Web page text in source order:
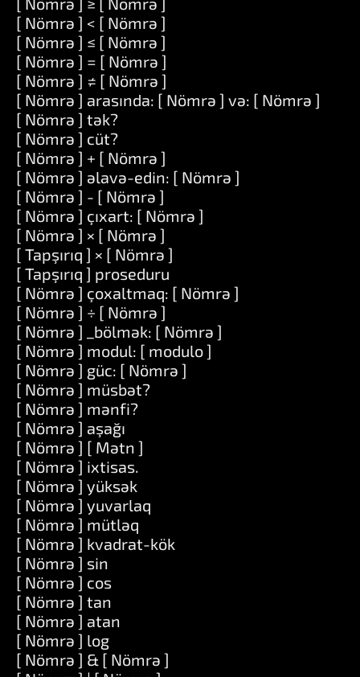
[ Nömrə ] < [ Nömrə ]
[ Nömrə ] ≤ [ Nömrə ]
[ Nömrə ] = [ Nömrə ]
[ Nömrə ] ≠ [ Nömrə ]
[ Nömrə ] arasında: [ Nömrə ] və: [ Nömrə ]
[ Nömrə ] tək?
[ Nömrə ] cüt?
[ Nömrə ] + [ Nömrə ]
[ Nömrə ] əlavə-edin: [ Nömrə ]
[ Nömrə ] - [ Nömrə ]
[ Nömrə ] çıxart: [ Nömrə ]
[ Nömrə ] × [ Nömrə ]
[ Tapşırıq ] × [ Nömrə ]
[ Tapşırıq ] proseduru
[ Nömrə ] çoxaltmaq: [ Nömrə ]
[ Nömrə ] ÷ [ Nömrə ]
[ Nömrə ] _bölmək: [ Nömrə ]
[ Nömrə ] modul: [ modulo ]
[ Nömrə ] güc: [ Nömrə ]
[ Nömrə ] müsbət?
[ Nömrə ] mənfi?
[ Nömrə ] aşağı
[ Nömrə ] [ Mətn ]
[ Nömrə ] ixtisas.
[ Nömrə ] yüksək
[ Nömrə ] yuvarlaq
[ Nömrə ] mütləq
[ Nömrə ] kvadrat-kök
[ Nömrə ] sin
[ Nömrə ] cos
[ Nömrə ] tan
[ Nömrə ] atan
[ Nömrə ] log
[ Nömrə ] & [ Nömrə ]